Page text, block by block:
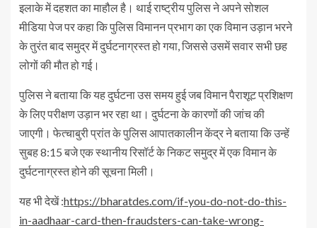
इलाके में दहशत का माहौल है। थाई राष्ट्रीय पुलिस ने अपने सोशल
मीडिया पेज पर कहा कि पुलिस विमानन प्रभाग का एक विमान उड़ान भरने
के तुरंत बाद समुद्र में दुर्घटनाग्रस्त हो गया, जिससे उसमें सवार सभी छह
लोगों की मौत हो गई।
पुलिस ने बताया कि यह दुर्घटना उस समय हुई जब विमान पैराशूट प्रशिक्षण
के लिए परीक्षण उड़ान भर रहा था। दुर्घटना के कारणों की जांच की
जाएगी। फेत्चाबुरी प्रांत के पुलिस आपातकालीन केंद्र ने बताया कि उन्हें
सुबह 8:15 बजे एक स्थानीय रिसॉर्ट के निकट समुद्र में एक विमान के
दुर्घटनाग्रस्त होने की सूचना मिली।
यह भी देखें :https://bharatdes.com/if-you-do-not-do-this-
in-aadhaar-card-then-fraudsters-can-take-wrong-